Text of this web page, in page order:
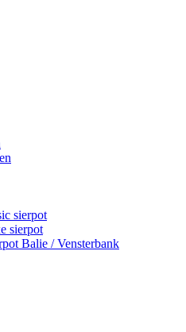
sierpot
sierpot
Balie / Vensterbank